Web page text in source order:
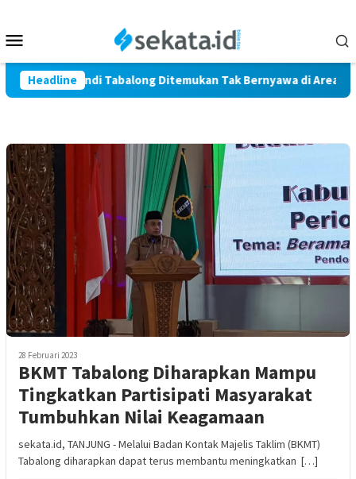
konten
Mobile
Headline
Warga Marindi Tabalong Ditemukan Tak Bernyawa di Area
28 Februari 2023
BKMT Tabalong Diharapkan Mampu
Tingkatkan Partisipati Masyarakat
Tumbuhkan Nilai Keagamaan
sekata.id, TANJUNG - Melalui Badan Kontak Majelis Taklim (BKMT)
Tabalong diharapkan dapat terus membantu meningkatkan […]